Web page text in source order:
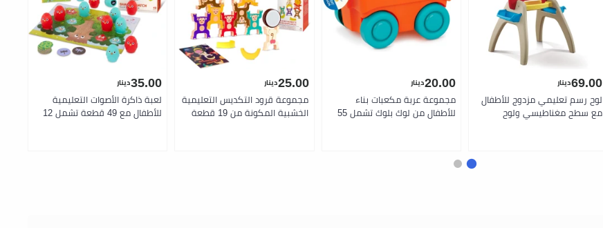
69.00دينار
لوح رسم تعليمي مزدوج للأطفال
مع سطح مغناطيسي ولوح
20.00دينار
مجموعة عربة مكعبات بناء
للأطفال من لوك بلوك تشمل 55
تدعم تطوير المهارات الحركية
25.00دينار
مجموعة قرود التكديس التعليمية
الخشبية المكونة من 19 قطعة
35.00دينار
لعبة ذاكرة الأصوات التعليمية
للأطفال مع 49 قطعة تشمل 12